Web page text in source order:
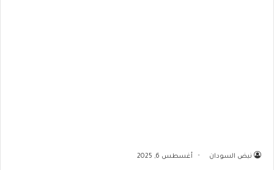
نبض السودان أغسطس 6, 2025